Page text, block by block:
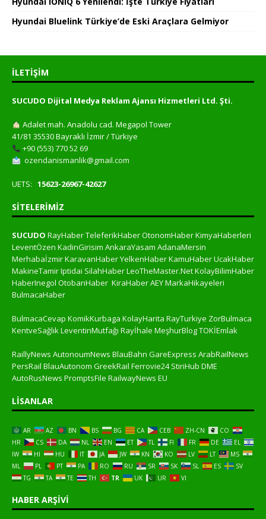
Hyundai Bluelink Türkiye’de Eski Araçlara Gelmiyor
İLETIŞIM
SUCUDO Dijital Medya Reklam Ajansı Hizmetleri Ltd. Şti.
Adalet mah. Anadolu cad. Megapol Tower
41/81 35530 Bayraklı İzmir / Türkiye
+90 (553) 770 52 69
ozendanismanlik@gmail.com
UETS: 15623-26967-42627
SITELERIMIZ
SUCUDO RayHaberTeleferikHaberOtonomHaberKimyaHaberleri
LeventÖzen KadinGirisim AnkaraYasam AdanaMersin
MerhabaİzmirKaravanHaberYelkenHaberKamuHaberUcakHaber
MakineTamirIptidai SilahHaberLeoTheMaster.NetKolayBilimHaber
HaberInegol OtobanHaber KiraHaberAEYMarkaHikayeleri
BulmacaHaber
BulmacaCevap KomikKurbaga KolayHarita RayTurkiye ZorBulmaca
KentveSağlıkLeventinMutfağı Rayİhale MeşhurBlogTOKİEmlak
RaillyNews AutonoumNews BlauBahn GareExpress ArabRailNews
PersRail BlauAutonom GreekRail Ferrovie24 StiriHub DME
AutoRusNews PromptsFile RailwayNews EU
LISANLAR
AR AZ BN BS BG CA CEB ZH-CN
CO
HR
CS DA NL EN ET TL FI FR DE
EL
IW
HI HU IT JA JW KN KO LV LT
MS
ML
PL PT PA RO RU SR SK SL ES
SV
TG
TA TE TH TR UK UR VI
HABER ARŞIVI